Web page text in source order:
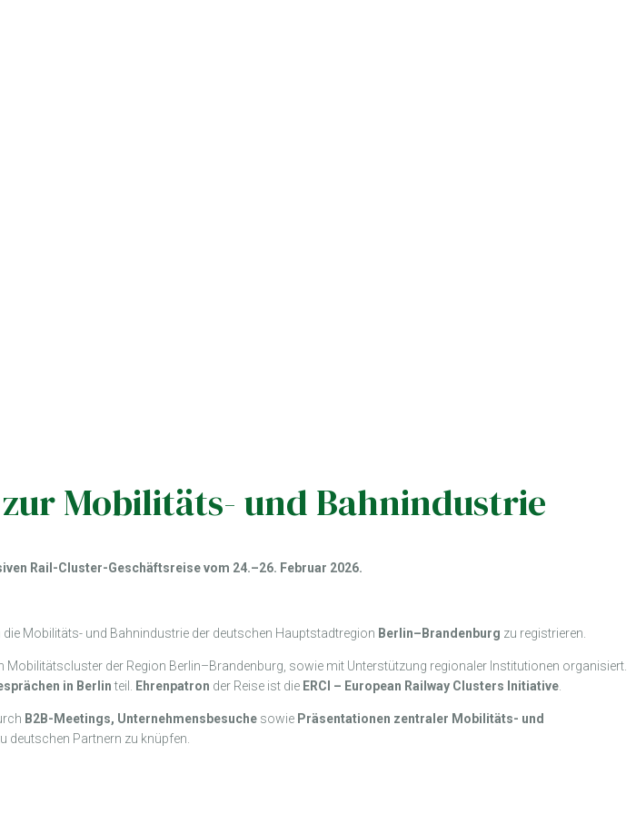
Mobilitäts- und Bahnindustrie
Rail-Cluster-Geschäftsreise vom 24.–26. Februar 2026.
Mobilitäts- und Bahnindustrie der deutschen Hauptstadtregion Berlin–Brandenburg zu registrieren.
Mobilitätscluster der Region Berlin–Brandenburg, sowie mit Unterstützung regionaler Institutionen organisiert.
in Berlinteil. Ehrenpatron der Reise ist die ERCI – European Railway Clusters Initiative.
B2B-Meetings, Unternehmensbesuche sowie Präsentationen zentraler Mobilitäts- und
deutschen Partnern zu knüpfen.